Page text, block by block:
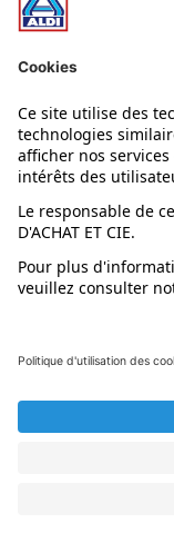
Nos rayons
Nos marques
Nos astuces
Évènements
L'application mobile